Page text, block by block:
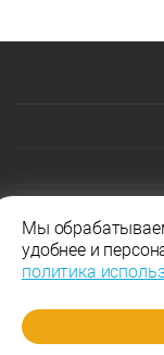
Мы
удобнее и
политика